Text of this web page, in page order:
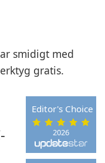
smidigt med
gratis.
2026
Editor's Choice